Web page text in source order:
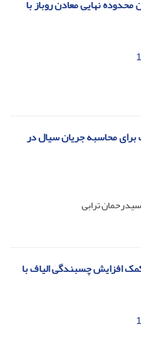
محدوده نهایی معادن روباز با
محاسبه جریان سیال در
ترابی
افزایش چسبندگی الیاف با